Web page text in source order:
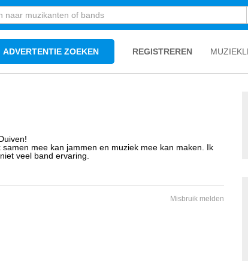
ADVERTENTIE ZOEKEN REGISTREREN
mee kan jammen en muziek mee kan maken. Ik
veel band ervaring.
Misbruik melden